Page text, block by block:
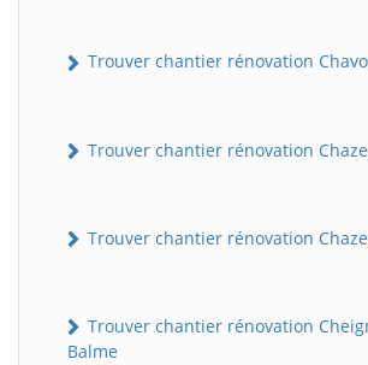
Trouver chantier rénovation
Trouver chantier rénovation
Trouver chantier rénovation
Trouver chantier rénovation
Balme